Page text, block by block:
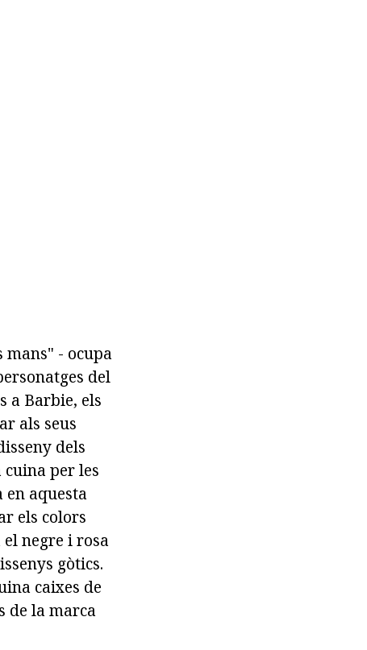
mans" - ocupa
del
a Barbie, els
als seus
dels
per les
aquesta
els colors
negre i rosa
gòtics.
caixes de
de la marca